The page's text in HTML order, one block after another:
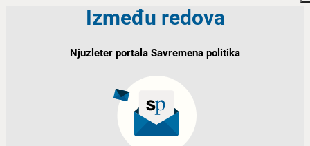
Između redova
Njuzleter portala Savremena politika